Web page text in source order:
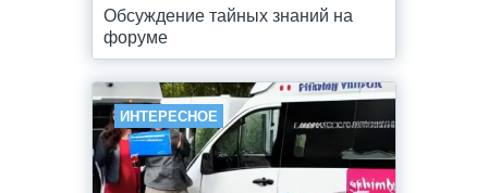
Обсуждение тайных знаний на
форуме
ИНТЕРЕСНОЕ